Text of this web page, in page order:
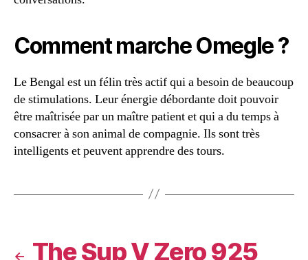
Comment marche Omegle ?
Le Bengal est un félin très actif qui a besoin de beaucoup
de stimulations. Leur énergie débordante doit pouvoir
être maîtrisée par un maître patient et qui a du temps à
consacrer à son animal de compagnie. Ils sont très
intelligents et peuvent apprendre des tours.
← The Sup V Zero 925